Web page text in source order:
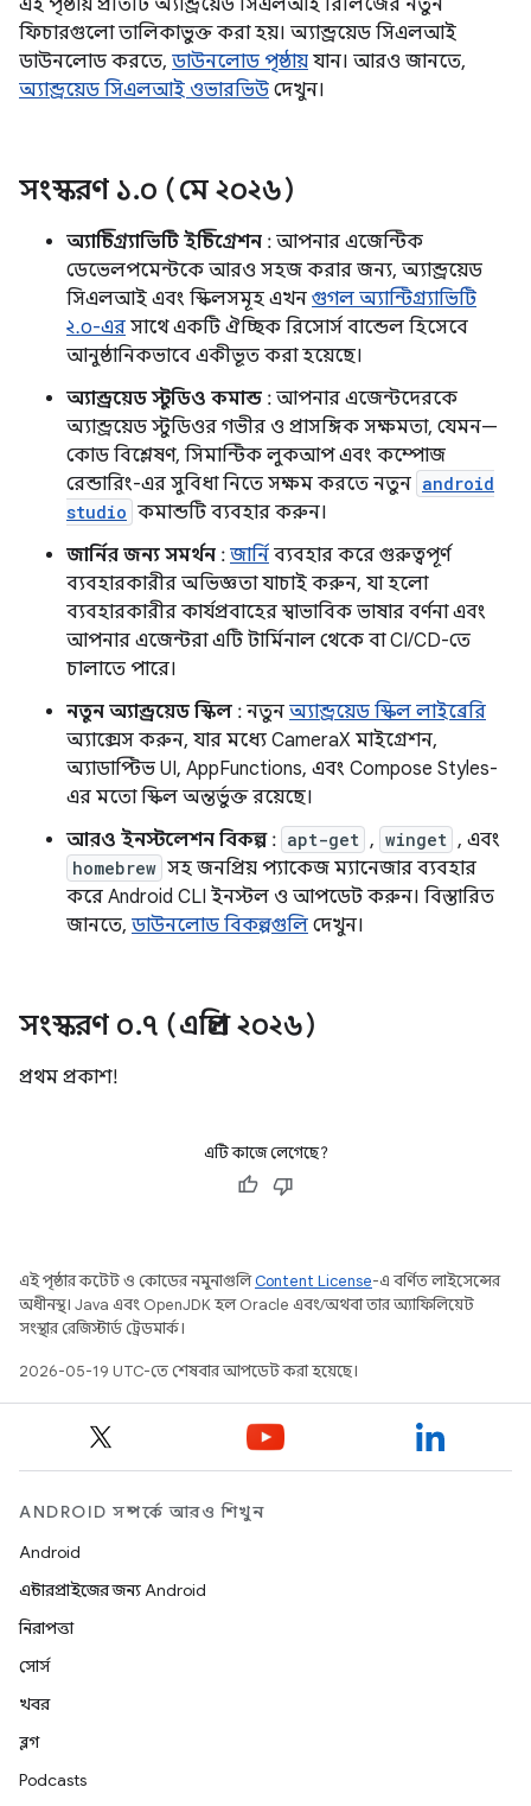
এই পৃষ্ঠায় প্রতিটি অ্যান্ড্রয়েড সিএলআই রিলিজের নতুন
ফিচারগুলো তালিকাভুক্ত করা হয়। অ্যান্ড্রয়েড সিএলআই
ডাউনলোড করতে, ডাউনলোড পৃষ্ঠায় যান। আরও জানতে,
অ্যান্ড্রয়েড সিএলআই ওভারভিউ দেখুন।
সংস্করণ ১.০ (মে ২০২৬)
অ্যান্টিগ্র্যাভিটি ইন্টিগ্রেশন : আপনার এজেন্টিক
ডেভেলপমেন্টকে আরও সহজ করার জন্য, অ্যান্ড্রয়েড
সিএলআই এবং স্কিলসমূহ এখন গুগল অ্যান্টিগ্র্যাভিটি
২.০-এর সাথে একটি ঐচ্ছিক রিসোর্স বান্ডেল হিসেবে
আনুষ্ঠানিকভাবে একীভূত করা হয়েছে।
অ্যান্ড্রয়েড স্টুডিও কমান্ড : আপনার এজেন্টদেরকে
অ্যান্ড্রয়েড স্টুডিওর গভীর ও প্রাসঙ্গিক সক্ষমতা, যেমন—
কোড বিশ্লেষণ, সিমান্টিক লুকআপ এবং কম্পোজ
রেন্ডারিং-এর সুবিধা নিতে সক্ষম করতে নতুন android
studio কমান্ডটি ব্যবহার করুন।
জার্নির জন্য সমর্থন : জার্নি ব্যবহার করে গুরুত্বপূর্ণ
ব্যবহারকারীর অভিজ্ঞতা যাচাই করুন, যা হলো
ব্যবহারকারীর কার্যপ্রবাহের স্বাভাবিক ভাষার বর্ণনা এবং
আপনার এজেন্টরা এটি টার্মিনাল থেকে বা CI/CD-তে
চালাতে পারে।
নতুন অ্যান্ড্রয়েড স্কিল : নতুন অ্যান্ড্রয়েড স্কিল লাইব্রেরি
অ্যাক্সেস করুন, যার মধ্যে CameraX মাইগ্রেশন,
অ্যাডাপ্টিভ UI, AppFunctions, এবং Compose Styles-
এর মতো স্কিল অন্তর্ভুক্ত রয়েছে।
আরও ইনস্টলেশন বিকল্প: apt-get , winget , এবং
homebrew সহ জনপ্রিয় প্যাকেজ ম্যানেজার ব্যবহার
করে Android CLI ইনস্টল ও আপডেট করুন। বিস্তারিত
জানতে, ডাউনলোড বিকল্পগুলি দেখুন।
সংস্করণ ০.৭ (এপ্রিল ২০২৬)
প্রথম প্রকাশ!
এটি কাজে লেগেছে?
এই পৃষ্ঠার কন্টেন্ট ও কোডের নমুনাগুলিContent License-এ বর্ণিত লাইসেন্সের
অধীনস্থ। Java এবং OpenJDK হল Oracle এবং/অথবা তার অ্যাফিলিয়েট
সংস্থার রেজিস্টার্ড ট্রেডমার্ক।
2026-05-19 UTC-তে শেষবার আপডেট করা হয়েছে।
ANDROID সম্পর্কে আরও শিখুন
Android
এন্টারপ্রাইজের জন্য Android
নিরাপত্তা
সোর্স
খবর
ব্লগ
Podcasts